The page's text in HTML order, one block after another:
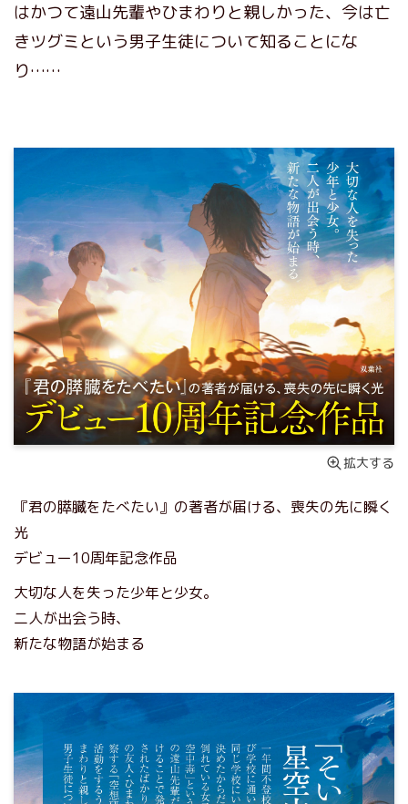
はかつて遠山先輩やひまわりと親しかった、今は亡
きツグミという男子生徒について知ることにな
り……
拡大する
『君の膵臓をたべたい』の著者が届ける、喪失の先に瞬く
光
デビュー10周年記念作品
大切な人を失った少年と少女。
二人が出会う時、
新たな物語が始まる